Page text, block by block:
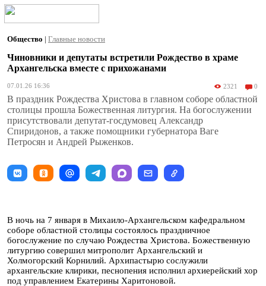
Общество | Главные новости
Чиновники и депутаты встретили Рождество в храме
Архангельска вместе с прихожанами
07.01.26 16:36 2321 0
В праздник Рождества Христова в главном соборе областной
столицы прошла Божественная литургия. На богослужении
присутствовали депутат-госдумовец Александр
Спиридонов, а также помощники губернатора Ваге
Петросян и Андрей Рыженков.
В ночь на 7 января в Михаило-Архангельском кафедральном
соборе областной столицы состоялось праздничное
богослужение по случаю Рождества Христова. Божественную
литургию совершил митрополит Архангельский и
Холмогорский Корнилий. Архипастырю сослужили
архангельские клирики, песнопения исполнил архиерейский хор
под управлением Екатерины Харитоновой.